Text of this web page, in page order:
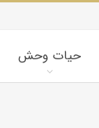
حیات وحش